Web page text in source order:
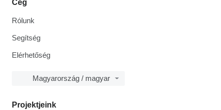
Cég
Rólunk
Segítség
Elérhetőség
Magyarország / magyar
Projektjeink